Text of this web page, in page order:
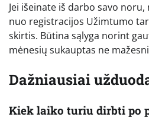
Jei išeinate iš darbo savo
nuo registracijos Užimtumo
skirtis. Būtina sąlyga norint
mėnesių sukauptas ne
Dažniausiai
Kiek laiko turiu dirbti po